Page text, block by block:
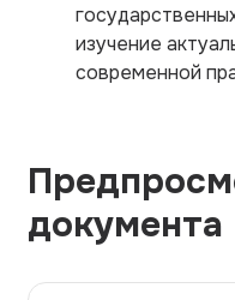
изучение
современной
документа